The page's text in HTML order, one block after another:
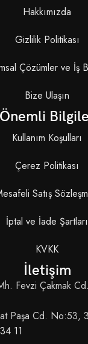
Hakkımızda
Gizlilik Politikası
Çözümler ve İş
Bize Ulaşın
Önemli
Kullanım Koşulları
Çerez Politikası
Satış
İptal ve İade Şartları
KVKK
İletişim
Fevzi Çakmak
Paşa Cd. No:53,
11